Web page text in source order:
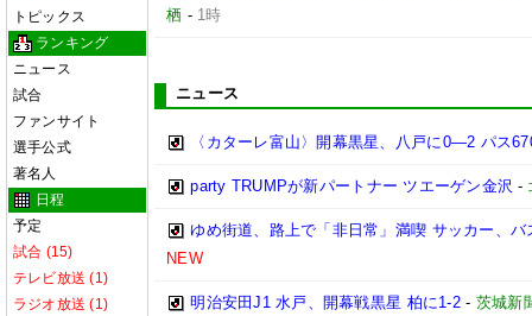
トピックス
ランキング
ニュース
試合
ファンサイト
選手公式
著名人
日程
予定
試合 (15)
テレビ放送 (1)
ラジオ放送 (1)
栖 - 1時
ニュース
〈カターレ富山〉開幕黒星、八戸に0―2 パス
party TRUMPが新パートナー ツエーゲン金沢 -
ゆめ街道、路上で「非日常」満喫 サッカー、
NEW
明治安田J1 水戸、開幕戦黒星 柏に1-2- 茨城新